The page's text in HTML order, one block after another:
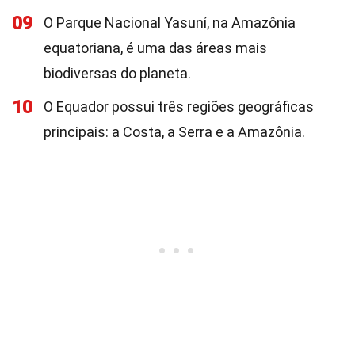
09
O Parque Nacional Yasuní, na Amazônia
equatoriana, é uma das áreas mais
biodiversas do planeta.
10
O Equador possui três regiões geográficas
principais: a Costa, a Serra e a Amazônia.